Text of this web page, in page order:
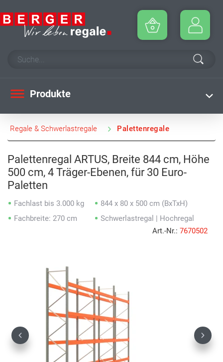
Produkte
Regale & Schwerlastregale Palettenregale
Palettenregal ARTUS, Breite 844 cm, Höhe
500 cm, 4 Träger-Ebenen, für 30 Euro-
Paletten
Fachlast bis 3.000 kg
Fachbreite: 270 cm
844 x 80 x 500 cm (BxTxH)
Schwerlastregal | Hochregal
Art.-Nr.: 7670502
Previous Next